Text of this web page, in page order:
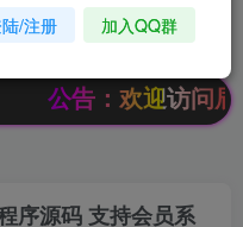
超低价文字广告位招租
访问辰光资源网，本
序源码 支持会员系
/注册 加入QQ群